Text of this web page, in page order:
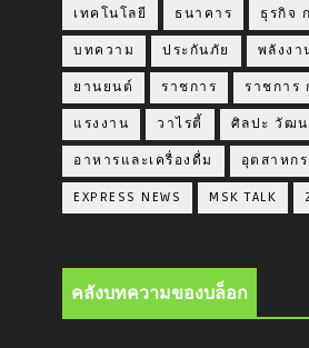
เทคโนโลยี ธนาคาร ธุรกิจ
บทความ ประกันภัย พลังงา
ยานยนต์ ราชการ ราชการ
แรงงาน วาไรตี้ ศิลปะ วัฒน
อาหารและเครื่องดื่ม อุตสาหกร
EXPRESS NEWS MSK TALK
คลังบทความของบล็อก